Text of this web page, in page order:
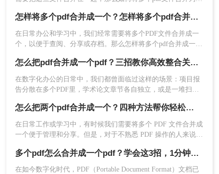
2、接着，在PDF编辑器的顶部功能栏中选择【页
面】，选择【合并文件】，点击【添加文件】，将
就能给你答案。
法，教你怎么快速pdf合并。一起来看看吧。
怎样将多个pdf合并成一个？怎样将多个pdf合并成一个？两分钟教会你三种方法！
在日常办公和学习中，我们经常需要将多个PDF文件合并成一
个，以便于查阅、分享或存档。那么怎样将多个pdf合并成一个
您轻松完成这一任务。
怎么把pdf合并成一个pdf？三招教你高效整合关键信息！
在数字化办公的日常中，我们都曾面临过这样的场景：项目报
告分散在多个PDF里，学术论文章节各自独立，或是一堆扫描
着我们的信息处理效率与专业形象。那么怎么把pdf合并成一个
pdf呢？今天，作为一名深耕办公软件领域多年的测评博主，我
将为你揭秘三种最高效的PDF合并方案，帮你彻底摆脱文档管
理的困扰。
怎么把两个pdf合并成一个？四种方法帮你轻松搞定！
在日常工作或学习中，有时候我们需要将多个 PDF 文件合并成
一个便于管理和分享。但是，对于不熟悉 PDF 操作的人来说，
并成一个的方法，帮助大家轻松解决这个问题。
多个pdf怎么合并成一个pdf？学会这3招，1分钟轻松搞定！
在如今数字化时代，PDF（Portable Document Format）文档已